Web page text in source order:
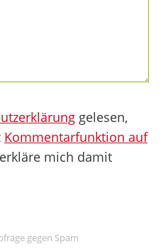
gelesen,
Kommentarfunktion auf
mich damit
gegen Spam